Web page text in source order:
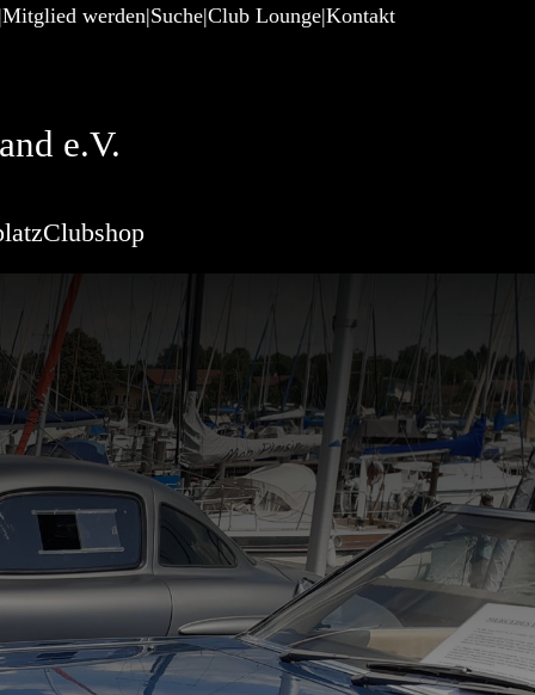
Mitglied werden Suche Club Lounge Kontakt
e.V.
Clubshop